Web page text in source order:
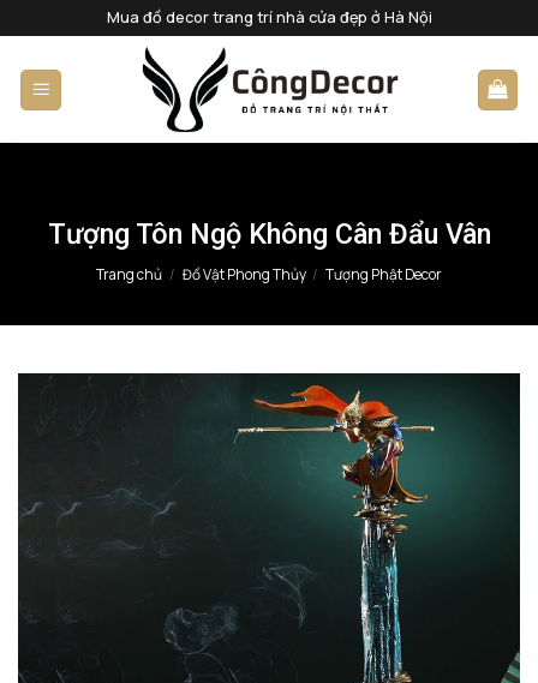
qua
nội
dung
Mua đồ decor trang trí nhà cửa đẹp ở Hà Nội
Tượng Tôn Ngộ Không Cân Đẩu Vân
Trang chủ / Đồ Vật Phong Thủy / Tượng Phật Decor